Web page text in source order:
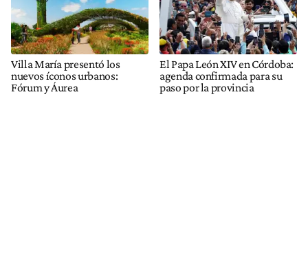
Villa María presentó los
nuevos íconos urbanos:
Fórum y Áurea
El Papa León XIV en Córdoba:
agenda confirmada para su
paso por la provincia